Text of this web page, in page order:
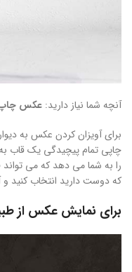
آنچه شما نیاز دارید: عکس چاپ
برای آویزان کردن عکس به
چاپی تمام پیچیدگی یک قاب
را به شما می دهد که می
که دوست دارید انتخاب کنید و
برای نمایش عکس از